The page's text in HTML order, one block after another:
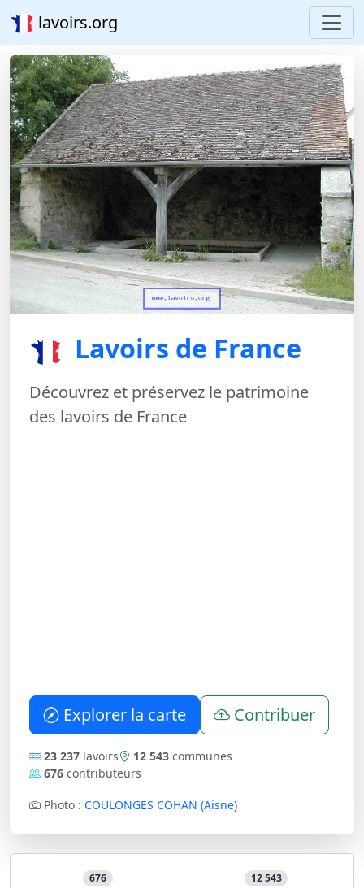
lavoirs.org
Lavoirs de France
Découvrez et préservez le patrimoine
des lavoirs de France
Explorer la carte Contribuer
23 237 lavoirs 12 543 communes
676 contributeurs
Photo : COULONGES COHAN (Aisne)
676 12 543